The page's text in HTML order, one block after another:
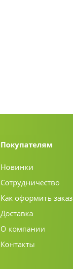
Покупателям
Новинки
Сотрудничество
Как оформить заказ
Доставка
О компании
Контакты